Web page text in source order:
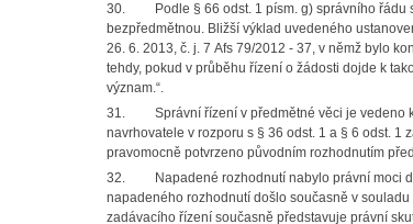
30. Podle § 66 odst. 1 písm. g) správního řádu
bezpředmětnou. Bližší výklad uvedeného
26. 6. 2013, č. j. 7 Afs 79/2012 - 37, v němž bylo
tehdy, pokud v průběhu řízení o žádosti dojde k
význam.“.
31. Správní řízení v předmětné věci je vedeno k
navrhovatele v rozporu s § 36 odst. 1 a § 6 odst.
pravomocně potvrzeno původním rozhodnutím
32. Napadené rozhodnutí nabylo právní moci
napadeného rozhodnutí došlo současně v
zadávacího řízení současně představuje právní